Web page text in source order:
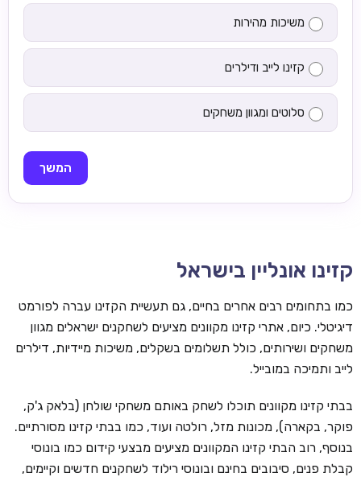
משיכות מהירות
קזינו לייב ודילרים
סלוטים ומגוון משחקים
המשך
קזינו אונליין בישראל
כמו בתחומים רבים אחרים בחיים, גם תעשיית הקזינו עברה לפורמט
דיגיטלי. כיום, אתרי קזינו מקוונים מציעים לשחקנים ישראלים מגוון
משחקים ושירותים, כולל תשלומים בשקלים, משיכות מיידיות, דילרים
לייב ותמיכה במובייל.
בבתי קזינו מקוונים תוכלו לשחק באותם משחקי שולחן (בלאק ג'ק,
פוקר, בקארה), מכונות מזל, רולטה ועוד, כמו בבתי קזינו מסורתיים.
בנוסף, רוב הבתי קזינו המקוונים מציעים מבצעי קידום כמו בונוסי
קבלת פנים, סיבובים בחינם ובונוסי רילוד לשחקנים חדשים וקיימים,